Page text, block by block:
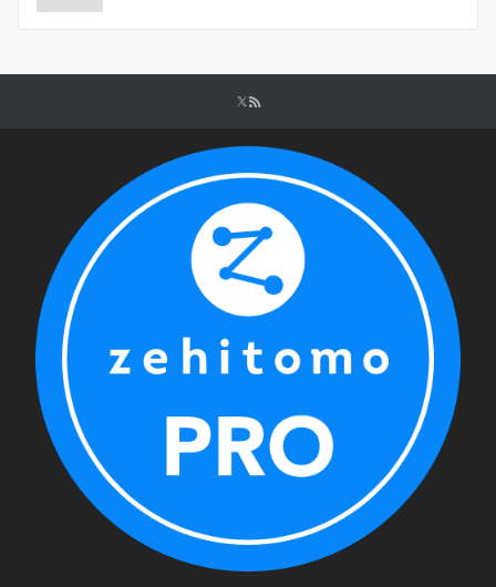
ビ
ー